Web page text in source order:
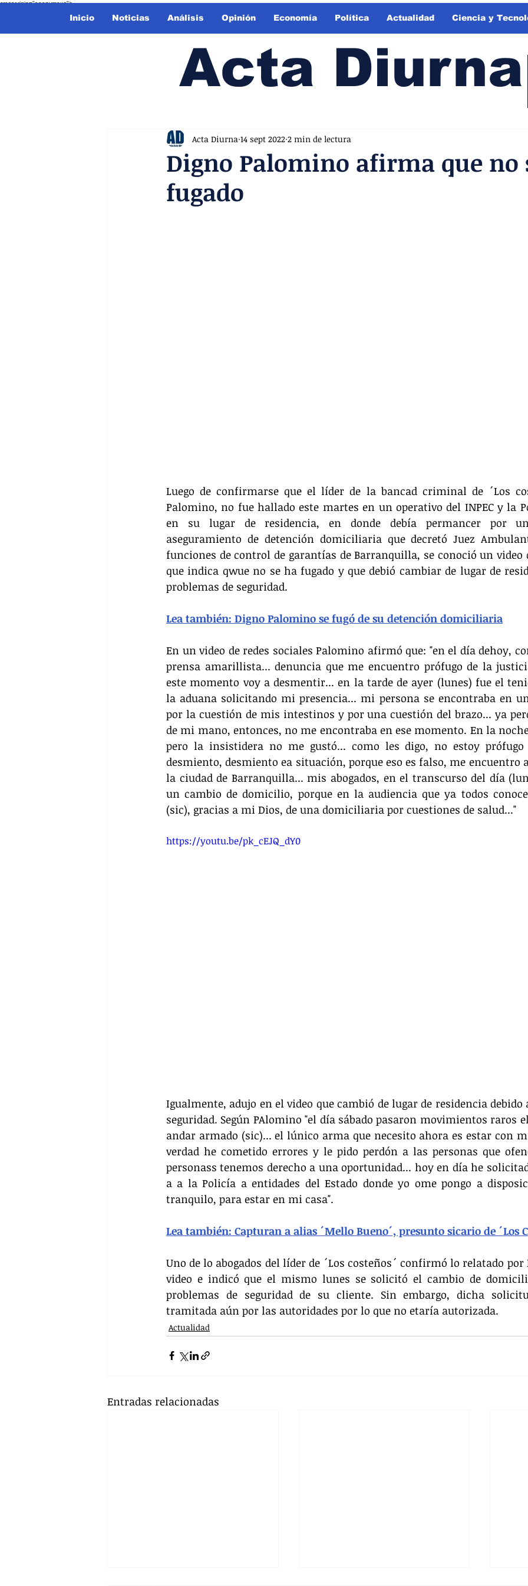
crossorigin="anonymous">
Inicio Noticias Análisis Opinión Economía Política Actualidad Ciencia y
Acta Diurna
Digno Palomino afirma que no
fugado
Acta Diurna 14 sept 2022 2 min de lectura
Luego de confirmarse que el líder de la bancad criminal de ´Los
Palomino, no fue hallado este martes en un operativo del INPEC y la
en su lugar de residencia, en donde debía permancer por
aseguramiento de detención domiciliaria que decretó Juez
funciones de control de garantías de Barranquilla, se conoció un video
que indica qwue no se ha fugado y que debió cambiar de lugar de
problemas de seguridad.
Lea también: Digno Palomino se fugó de su detención domiciliaria
En un video de redes sociales Palomino afirmó que: "en el día dehoy,
prensa amarillista... denuncia que me encuentro prófugo de la
este momento voy a desmentir... en la tarde de ayer (lunes) fue el
la aduana solicitando mi presencia... mi persona se encontraba en
por la cuestión de mis intestinos y por una cuestión del brazo... ya
de mi mano, entonces, no me encontraba en ese momento. En la
pero la insistidera no me gustó... como les digo, no estoy
desmiento, desmiento ea situación, porque eso es falso, me encuentro
la ciudad de Barranquilla... mis abogados, en el transcurso del día
un cambio de domicilio, porque en la audiencia que ya todos
(sic), gracias a mi Dios, de una domiciliaria por cuestiones de salud..."
https://youtu.be/pk_cEJQ_dY0
Igualmente, adujo en el video que cambió de lugar de residencia debido
seguridad. Según PAlomino "el día sábado pasaron movimientos raros
andar armado (sic)... el lúnico arma que necesito ahora es estar con
verdad he cometido errores y le pido perdón a las personas que
personass tenemos derecho a una oportunidad... hoy en día he
a a la Policía a entidades del Estado donde yo ome pongo a
tranquilo, para estar en mi casa".
Lea también: Capturan a alias ´Mello Bueno´, presunto sicario de ´Los
Uno de lo abogados del líder de ´Los costeños´ confirmó lo relatado
video e indicó que el mismo lunes se solicitó el cambio de
problemas de seguridad de su cliente. Sin embargo, dicha
tramitada aún por las autoridades por lo que no etaría autorizada.
Actualidad
Entradas relacionadas